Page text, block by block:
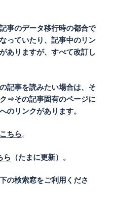
事のデータ移行時の都合で
っていたり、記事中のリン
ありますが、すべて改訂し
記事を読みたい場合は、そ
⇒その記事固有のページに
のリンクがあります。
こちら。
ら （たまに更新）。
の検索窓をご利用くださ